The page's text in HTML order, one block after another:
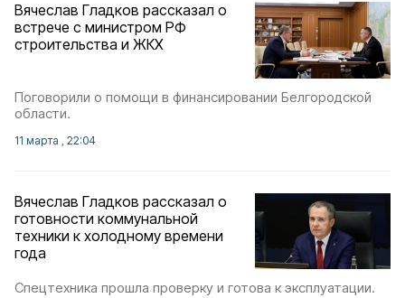
Вячеслав Гладков рассказал о
встрече с министром РФ
строительства и ЖКХ
Поговорили о помощи в финансировании Белгородской
области.
11 марта , 22:04
Вячеслав Гладков рассказал о
готовности коммунальной
техники к холодному времени
года
Спецтехника прошла проверку и готова к эксплуатации.